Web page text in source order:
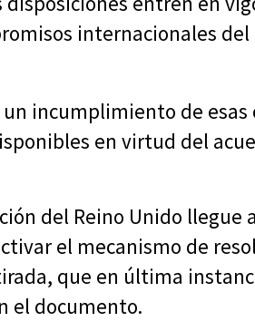
internacionales
incumplimiento de esas
en virtud del
del Reino Unido llegue
el mecanismo de
que en última
el documento.